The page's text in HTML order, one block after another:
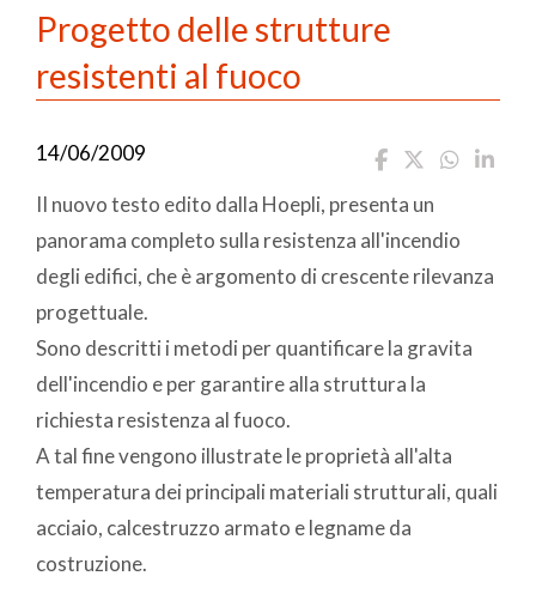
Progetto delle strutture
resistenti al fuoco
14/06/2009
II nuovo testo edito dalla Hoepli, presenta un
panorama completo sulla resistenza all'incendio
degli edifici, che è argomento di crescente rilevanza
progettuale.
Sono descritti i metodi per quantificare la gravita
dell'incendio e per garantire alla struttura la
richiesta resistenza al fuoco.
A tal fine vengono illustrate le proprietà all'alta
temperatura dei principali materiali strutturali, quali
acciaio, calcestruzzo armato e legname da
costruzione.